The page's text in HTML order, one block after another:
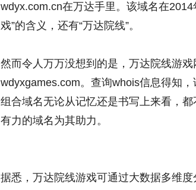
wdyx.com.cn在万达手里。该域名在
戏”的含义，还有“万达院线”。
然而令人万万没想到的是，万达院线游
wdyxgames.com。查询whois信息得知
组合域名无论从记忆还是书写上来看，
有力的域名为其助力。
据悉，万达院线游戏可通过大数据多维